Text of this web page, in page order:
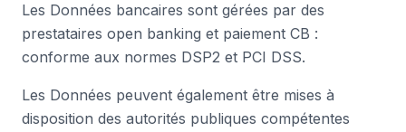
Les Données bancaires sont gérées par des
prestataires open banking et paiement CB :
conforme aux normes DSP2 et PCI DSS.
Les Données peuvent également être mises à
disposition des autorités publiques compétentes